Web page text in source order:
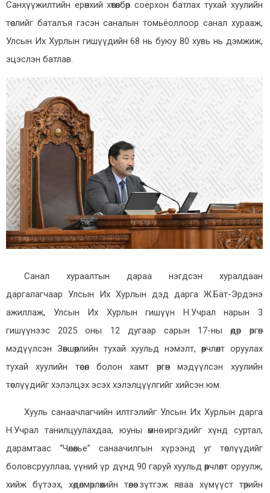
Санхүүжилтийн ерөнхий хөтөлбөр соёрхон батлах тухай хуулийн
төслийг баталъя гэсэн саналын томьёоллоор санал хурааж,
Улсын Их Хурлын гишүүдийн 68 нь буюу 80 хувь нь дэмжиж,
эцэслэн батлав.
Санал хураалтын дараа нэгдсэн хуралдаан
даргалагчаар Улсын Их Хурлын дэд дарга Ж.Бат-Эрдэнэ
ажиллаж, Улсын Их Хурлын гишүүн Н.Учрал нарын 3
гишүүнээс 2025 оны 12 дугаар сарын 17-ны өдөр өргөн
мэдүүлсэн Зөвшөөрлийн тухай хуульд нэмэлт, өөрчлөлт оруулах
тухай хуулийн төсөл болон хамт өргөн мэдүүлсэн хуулийн
төслүүдийг хэлэлцэх эсэх хэлэлцүүлгийг хийсэн юм.
Хууль санаачлагчийн илтгэлийг Улсын Их Хурлын дарга
Н.Учрал танилцуулахдаа, юуны өмнө иргэдийг хүнд суртал,
дарамтаас “Чөлөөлье” санаачилгын хүрээнд уг төслүүдийг
боловсрууллаа, үүний үр дүнд 90 гаруй хуульд өөрчлөлт оруулж,
хийж бүтээх, хөдөлмөрлөхийн төлөө зүтгэж яваа хүмүүст төрийн